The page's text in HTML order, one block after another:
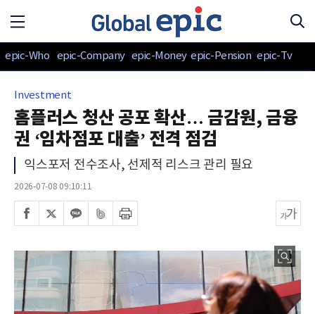
epic-Who epic-Company epic-Money epic-Pension epic-Tv
Investment
홈플러스 청산 공포 확산… 금감원, 금융
권 ‘임차점포 대출’ 전격 점검
익스포저 전수조사, 선제적 리스크 관리 필요
2026-07-08 09:10:11